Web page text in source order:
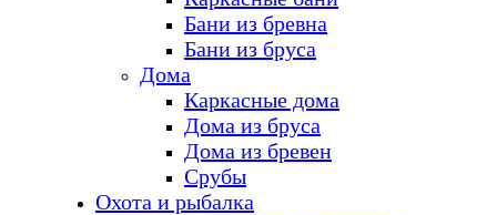
Бани из бревна
Бани из бруса
Дома
Каркасные дома
Дома из бруса
Дома из бревен
Срубы
Охота и рыбалка